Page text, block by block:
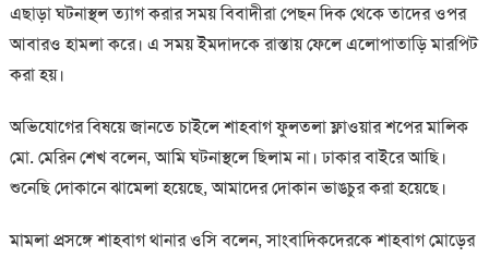
এছাড়া ঘটনাস্থল ত্যাগ করার সময় বিবাদীরা পেছন দিক থেকে তাদের ওপর
আবারও হামলা করে। এ সময় ইমদাদকে রাস্তায় ফেলে এলোপাতাড়ি মারপিট
করা হয়।
অভিযোগের বিষয়ে জানতে চাইলে শাহবাগ ফুলতলা ফ্লাওয়ার শপের মালিক
মো. মেরিন শেখ বলেন, আমি ঘটনাস্থলে ছিলাম না। ঢাকার বাইরে আছি।
শুনেছি দোকানে ঝামেলা হয়েছে, আমাদের দোকান ভাঙচুর করা হয়েছে।
মামলা প্রসঙ্গে শাহবাগ থানার ওসি বলেন, সাংবাদিকদেরকে শাহবাগ মোড়ের